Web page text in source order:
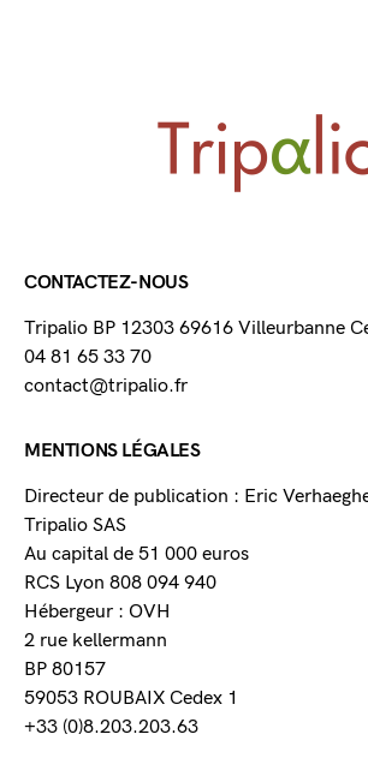
CONTACTEZ-NOUS
Tripalio BP 12303 69616 Villeurbanne
04 81 65 33 70
contact@tripalio.fr
MENTIONS LÉGALES
Directeur de publication : Eric
Tripalio SAS
Au capital de 51 000 euros
RCS Lyon 808 094 940
Hébergeur : OVH
2 rue kellermann
BP 80157
59053 ROUBAIX Cedex 1
+33 (0)8.203.203.63